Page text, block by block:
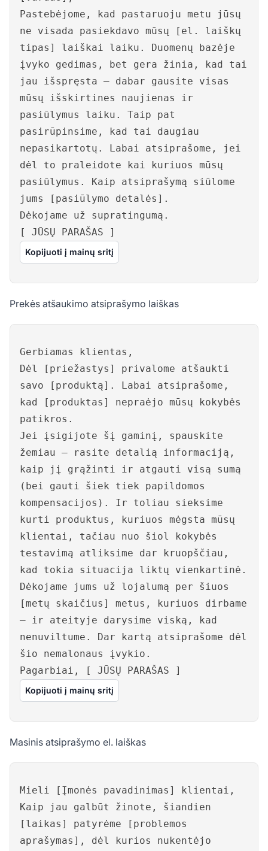
Pastebėjome, kad pastaruoju metu jūsų
ne visada pasiekdavo mūsų [el. laiškų
tipas] laiškai laiku. Duomenų bazėje
įvyko gedimas, bet gera žinia, kad tai
jau išspręsta – dabar gausite visas
mūsų išskirtines naujienas ir
pasiūlymus laiku. Taip pat
pasirūpinsime, kad tai daugiau
nepasikartotų. Labai atsiprašome, jei
dėl to praleidote kai kuriuos mūsų
pasiūlymus. Kaip atsiprašymą siūlome
jums [pasiūlymo detalės].
Dėkojame už supratingumą.
[ JŪSŲ PARAŠAS ]
Kopijuoti į mainų sritį
Prekės atšaukimo atsiprašymo laiškas
Gerbiamas klientas,
Dėl [priežastys] privalome atšaukti
savo [produktą]. Labai atsiprašome,
kad [produktas] nepraėjo mūsų kokybės
patikros.
Jei įsigijote šį gaminį, spauskite
žemiau – rasite detalią informaciją,
kaip jį grąžinti ir atgauti visą sumą
(bei gauti šiek tiek papildomos
kompensacijos). Ir toliau sieksime
kurti produktus, kuriuos mėgsta mūsų
klientai, tačiau nuo šiol kokybės
testavimą atliksime dar kruopščiau,
kad tokia situacija liktų vienkartinė.
Dėkojame jums už lojalumą per šiuos
[metų skaičius] metus, kuriuos dirbame
– ir ateityje darysime viską, kad
nenuviltume. Dar kartą atsiprašome dėl
šio nemalonaus įvykio.
Pagarbiai, [ JŪSŲ PARAŠAS ]
Kopijuoti į mainų sritį
Masinis atsiprašymo el. laiškas
Mieli [Įmonės pavadinimas] klientai,
Kaip jau galbūt žinote, šiandien
[laikas] patyrėme [problemos
aprašymas], dėl kurios nukentėjo